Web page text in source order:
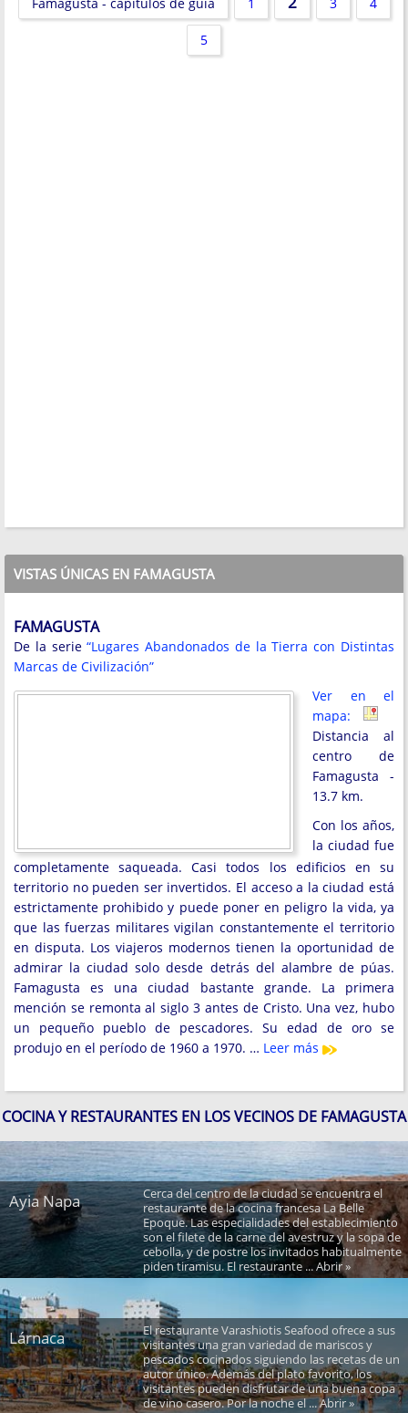
5
VISTAS ÚNICAS EN FAMAGUSTA
FAMAGUSTA
De la serie“Lugares Abandonados de la Tierra con Distintas
Marcas de Civilización”
Ver en el
mapa:
Distancia al
centro de
Famagusta -
13.7 km.
Con los años,
la ciudad fue
completamente saqueada. Casi todos los edificios en su
territorio no pueden ser invertidos. El acceso a la ciudad está
estrictamente prohibido y puede poner en peligro la vida, ya
que las fuerzas militares vigilan constantemente el territorio
en disputa. Los viajeros modernos tienen la oportunidad de
admirar la ciudad solo desde detrás del alambre de púas.
Famagusta es una ciudad bastante grande. La primera
mención se remonta al siglo 3 antes de Cristo. Una vez, hubo
un pequeño pueblo de pescadores. Su edad de oro se
produjo en el período de 1960 a 1970. … Leer más
COCINA Y RESTAURANTES EN LOS VECINOS DE FAMAGUSTA
Ayia Napa
Cerca del centro de la ciudad se encuentra el
restaurante de la cocina francesa La Belle
Epoque. Las especialidades del establecimiento
son el filete de la carne del avestruz y la sopa de
cebolla, y de postre los invitados habitualmente
piden tiramisu. El restaurante ... Abrir »
Lárnaca
El restaurante Varashiotis Seafood ofrece a sus
visitantes una gran variedad de mariscos y
pescados cocinados siguiendo las recetas de un
autor único. Además del plato favorito, los
visitantes pueden disfrutar de una buena copa
de vino casero. Por la noche el ... Abrir »